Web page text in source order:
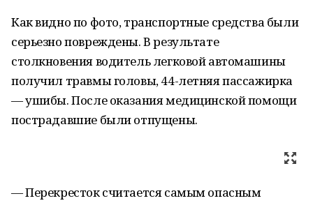
Как видно по фото, транспортные средства были
серьезно повреждены. В результате
столкновения водитель легковой автомашины
получил травмы головы, 44-летняя пассажирка
— ушибы. После оказания медицинской помощи
пострадавшие были отпущены.
— Перекресток считается самым опасным